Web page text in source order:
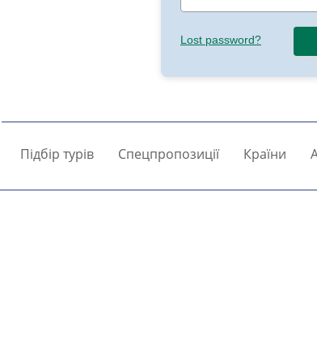
Lost password?
Підбір турів Спецпропозиції Країни